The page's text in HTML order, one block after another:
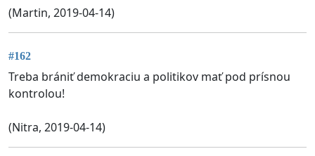
(Martin, 2019-04-14)
#162
Treba brániť demokraciu a politikov mať pod prísnou
kontrolou!
(Nitra, 2019-04-14)